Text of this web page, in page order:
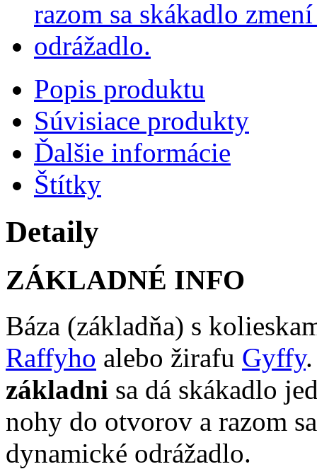
Popis produktu
Súvisiace produkty
Ďalšie informácie
Štítky
Detaily
ZÁKLADNÉ INFO
Báza (základňa) s
Raffyho alebo žirafu Gyffy
základni sa dá skákadlo
nohy do otvorov a razom
dynamické odrážadlo.